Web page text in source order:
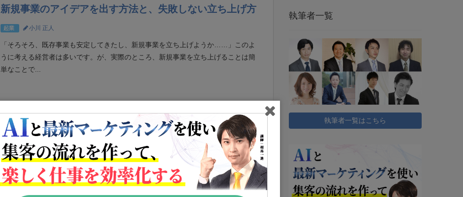
新規事業のアイデアを出す方法と、失敗しない立ち上げ方
起業 小川 正人
「そろそろ、既存事業も安定してきたし、新規事業を立ち上げようか……」このよ
うに考える経営者は多いです。が、実際のところ、新規事業を立ち上げることは簡
単なことで...
続きを読む
コンサルタントが教える、失敗しないサイドビジネスの方
法
執筆者一覧
執筆者一覧はこちら